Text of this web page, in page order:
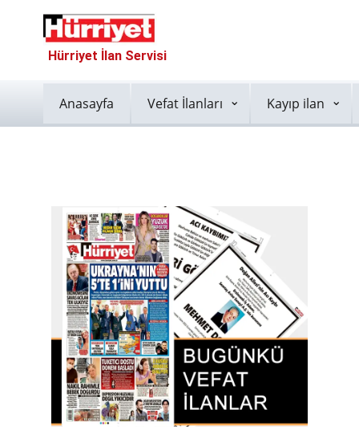
Hürriyet İlan Servisi
Anasayfa Vefat İlanları Kayıp ilan